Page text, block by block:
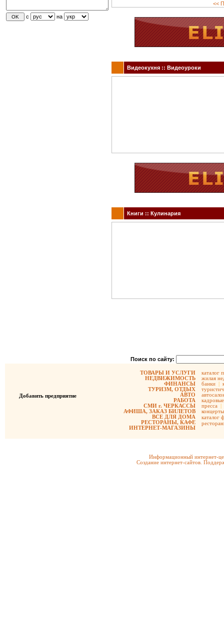
с на
<<
Видеокухня :: Видеоуроки
Книги :: Кулинария
Поиск по сайту:
Добавить предприятие
ТОВАРЫ И УСЛУГИ
НЕДВИЖИМОСТЬ
ФИНАНСЫ
ТУРИЗМ, ОТДЫХ
АВТО
РАБОТА
СМИ г. ЧЕРКАССЫ
АФИША, ЗАКАЗ БИЛЕТОВ
ВСЕ ДЛЯ ДОМА
РЕСТОРАНЫ, КАФЕ
ИНТЕРНЕТ-МАГАЗИНЫ
каталог
жилая
банки |
пресса |
концерты
каталог
Информационный интернет-
Создание интернет-сайтов.